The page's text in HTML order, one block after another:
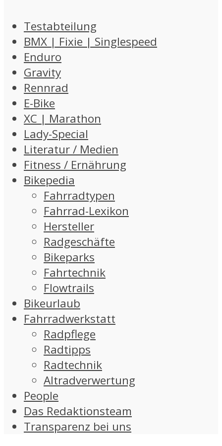
Testabteilung
BMX | Fixie | Singlespeed
Enduro
Gravity
Rennrad
E-Bike
XC | Marathon
Lady-Special
Literatur / Medien
Fitness / Ernährung
Bikepedia
Fahrradtypen
Fahrrad-Lexikon
Hersteller
Radgeschäfte
Bikeparks
Fahrtechnik
Flowtrails
Bikeurlaub
Fahrradwerkstatt
Radpflege
Radtipps
Radtechnik
Altradverwertung
People
Das Redaktionsteam
Transparenz bei uns